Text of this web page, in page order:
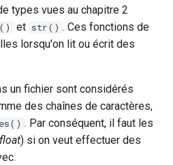
types vues au chapitre 2
et str() . Ces fonctions de
lorsqu'on lit ou écrit des
un fichier sont considérés
des chaînes de caractères,
. Par conséquent, il faut les
float) si on veut effectuer des